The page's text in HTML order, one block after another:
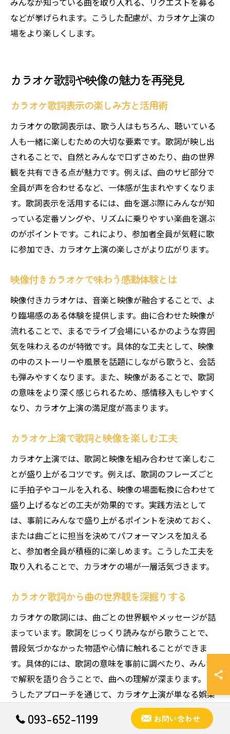
などが挙げられます。こうした配慮が、カラオケ上演の
場をより楽しくします。
カラオケ歌詞や映像の魅力を再発見
カラオケ歌詞表示の楽しみ方と活用術
カラオケの歌詞表示は、歌う人はもちろん、聴いている
人も一緒に楽しむための大切な要素です。歌詞が映し出
されることで、自然とみんなで口ずさめたり、曲の世界
観を共有できる点が魅力です。例えば、曲のサビ部分で
全員が声を合わせるなど、一体感が生まれやすくなりま
す。歌詞表示を活用するには、曲を選ぶ際にみんなが知
っている定番ソングや、リズムに乗りやすい楽曲を選ぶ
のがポイントです。これにより、参加者全員が気軽に歌
に参加でき、カラオケ上演の楽しさがより広がります。
映像付きカラオケで味わう感動体験とは
映像付きカラオケは、音楽と映像が融合することで、よ
り臨場感のある体験を提供します。曲に合わせた映像が
流れることで、まるでライブ会場にいるかのような雰囲
気を味わえるのが特徴です。具体的な工夫として、映像
の中のストーリーや風景を話題にしながら歌うと、会話
も弾みやすくなります。また、映像があることで、歌詞
の意味をより深く感じられるため、感情移入もしやすく
なり、カラオケ上演の満足度が高まります。
カラオケ上演で歌詞と映像を楽しむ工夫
カラオケ上演では、歌詞と映像を組み合わせて楽しむこ
とが盛り上がるコツです。例えば、歌詞のフレーズごと
に手拍子やコールを入れる、映像の場面転換に合わせて
盛り上げるなどの工夫が効果的です。実践方法として
は、事前にみんなで盛り上がるポイントを決めておく、
または曲ごとに担当を決めてパフォーマンスを加える
と、参加者全員が積極的に楽しめます。こうした工夫を
取り入れることで、カラオケの場が一層活気づきます。
カラオケ歌詞から曲の世界観を深掘りする
カラオケの歌詞には、曲ごとの世界観やメッセージが詰
まっています。歌詞をじっくり読みながら歌うことで、
普段気づかなかった物語や心情に触れることができま
す。具体的には、歌詞の意味を事前に調べたり、みんな
で解釈を語り合うことで、曲への理解が深まります。こ
うしたアプローチを通じて、カラオケ上演が単なる娯楽
にとどまらず、音楽の奥深さを感じる学びの場にもなり
ます。093-652-1199 お問い合わせ